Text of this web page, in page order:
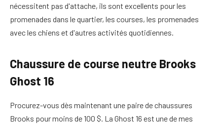
nécessitent pas d'attache, ils sont excellents pour les
promenades dans le quartier, les courses, les promenades
avec les chiens et d'autres activités quotidiennes.
Chaussure de course neutre Brooks
Ghost 16
Procurez-vous dès maintenant une paire de chaussures
Brooks pour moins de 100 $. La Ghost 16 est une de mes